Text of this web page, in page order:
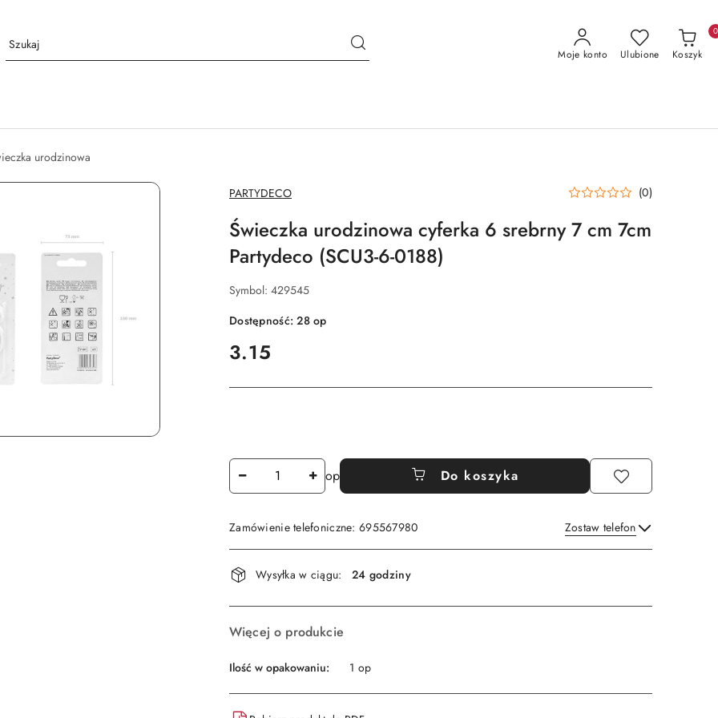
Moje konto Ulubione Koszyk
0
urodzinowa
NAZWA
PRODUCENTA:
PARTYDECO (0)
Świeczka urodzinowa cyferka 6 srebrny 7 cm 7cm
Partydeco (SCU3-6-0188)
Symbol: 429545
Dostępność:28op
cena:
3.15
Ilość op Do koszyka
Zamówienie telefoniczne: 695567980 Zostaw telefon
Wyślij
Dostępność
i
dostawa
Wysyłka w ciągu: 24 godziny
Więcej o produkcie
Ilość w opakowaniu: 1 op